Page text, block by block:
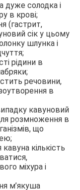
дуже солодка і
в крові;
(гастрит,
сік у цьому
шлунка і
рідини в
речовини,
в
кавуновий
розмноження в
що
кількість
міхура і
м’якуша